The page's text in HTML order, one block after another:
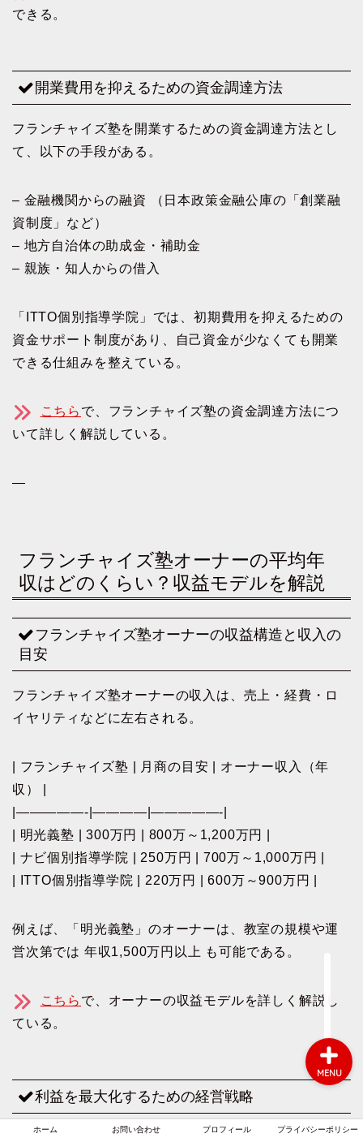
できる。
開業費用を抑えるための資金調達方法
フランチャイズ塾を開業するための資金調達方法とし
て、以下の手段がある。
– 金融機関からの融資 （日本政策金融公庫の「創業融
資制度」など）
– 地方自治体の助成金・補助金
– 親族・知人からの借入
「ITTO個別指導学院」では、初期費用を抑えるための
資金サポート制度があり、自己資金が少なくても開業
できる仕組みを整えている。
こちら で、フランチャイズ塾の資金調達方法につ
いて詳しく解説している。
—
フランチャイズ塾オーナーの平均年
収はどのくらい？収益モデルを解説
フランチャイズ塾オーナーの収益構造と収入の
目安
フランチャイズ塾オーナーの収入は、売上・経費・ロ
イヤリティなどに左右される。
| フランチャイズ塾 | 月商の目安 | オーナー収入（年
収） |
|—————-|————|—————-|
| 明光義塾 | 300万円 | 800万～1,200万円 |
| ナビ個別指導学院 | 250万円 | 700万～1,000万円 |
| ITTO個別指導学院 | 220万円 | 600万～900万円 |
例えば、「明光義塾」のオーナーは、教室の規模や運
営次第では 年収1,500万円以上 も可能である。
こちら で、オーナーの収益モデルを詳しく解説し
ている。
利益を最大化するための経営戦略
オーナーの利益を最大化するためには、以下のポイン
ホーム お問い合わせ プロフィール プライバシーポリシー
MENU
ホーム
お問い合わせ
プロフィール